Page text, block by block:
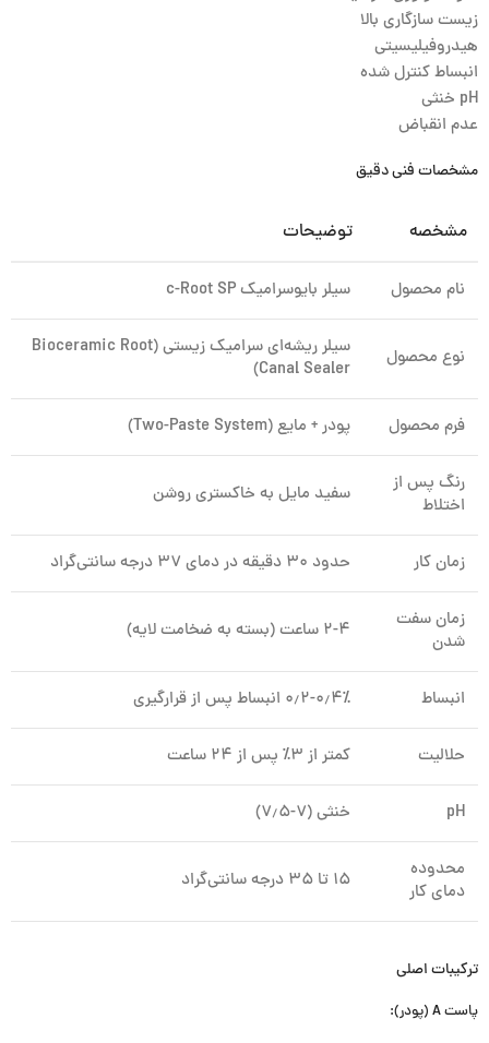
زیست سازگاری بالا
هیدروفیلیسیتی
انبساط کنترل شده
pH خنثی
عدم انقباض
مشخصات فنی دقیق
مشخصه توضیحات
نام محصول سیلر بایوسرامیک c-Root SP
نوع محصول
سیلر ریشه‌ای سرامیک زیستی (Bioceramic Root
Canal Sealer)
فرم محصول پودر + مایع (Two-Paste System)
رنگ پس از
اختلاط
سفید مایل به خاکستری روشن
زمان کار حدود ۳۰ دقیقه در دمای ۳۷ درجه سانتی‌گراد
زمان سفت
شدن
۲-۴ ساعت (بسته به ضخامت لایه)
انبساط ۰٫۲-۰٫۴٪ انبساط پس از قرارگیری
حلالیت کمتر از ۳٪ پس از ۲۴ ساعت
pH خنثی (۷-۷٫۵)
محدوده
دمای کار
۱۵ تا ۳۵ درجه سانتی‌گراد
ترکیبات اصلی
پاست A (پودر):